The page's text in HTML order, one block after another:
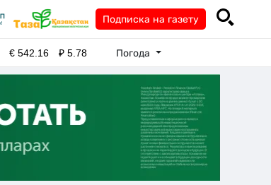
Подписка на газету
€542.16 ₽5.78 Погода